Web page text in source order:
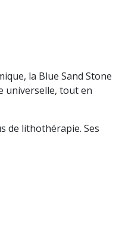
la Blue Sand Stone
universelle, tout en
de lithothérapie. Ses